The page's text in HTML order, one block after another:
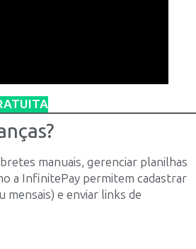
manuais, gerenciar planilhas
a InfinitePay permitem cadastrar
e enviar links de